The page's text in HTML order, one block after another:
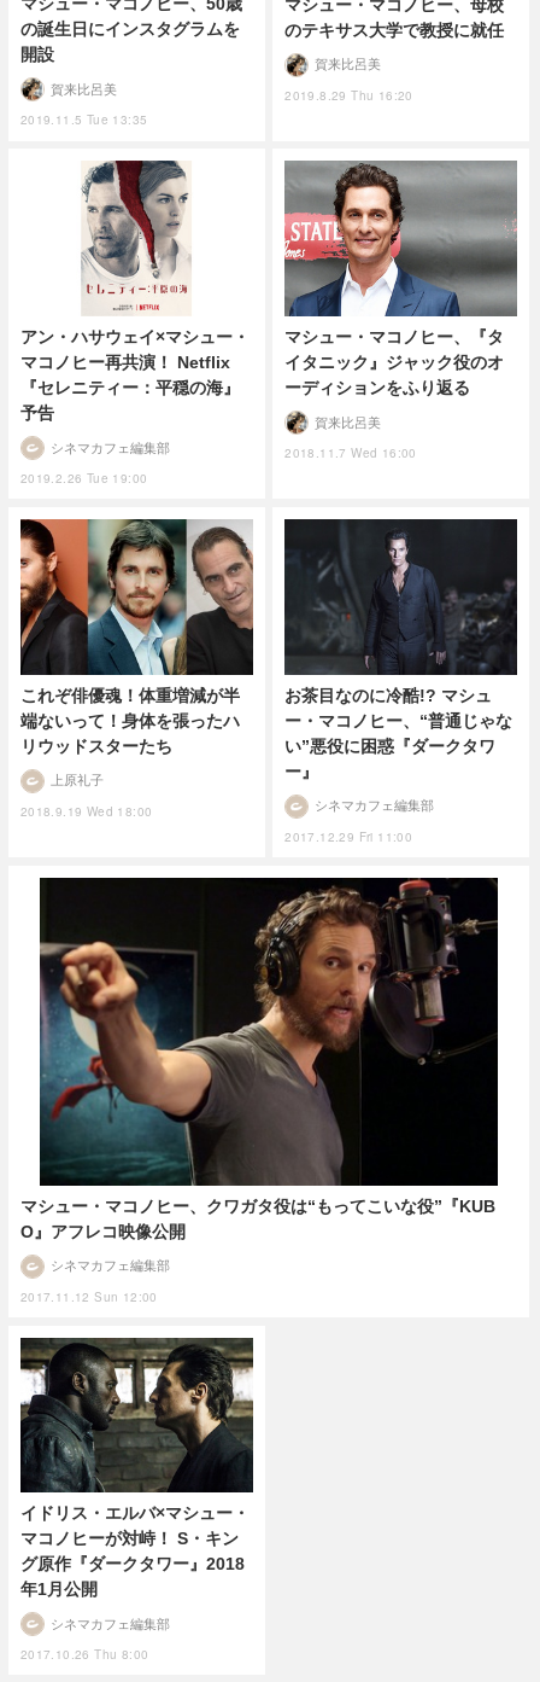
マシュー・マコノヒー、50歳
の誕生日にインスタグラムを
開設
2019.11.5 Tue 13:35
賀来比呂美
マシュー・マコノヒー、母校
のテキサス大学で教授に就任
2019.8.29 Thu 16:20
賀来比呂美
アン・ハサウェイ×マシュー・
マコノヒー再共演！ Netflix
『セレニティー：平穏の海』
予告
2019.2.26 Tue 19:00
シネマカフェ編集部
マシュー・マコノヒー、『タ
イタニック』ジャック役のオ
ーディションをふり返る
2018.11.7 Wed 16:00
賀来比呂美
これぞ俳優魂！体重増減が半
端ないって！身体を張ったハ
リウッドスターたち
2018.9.19 Wed 18:00
上原礼子
お茶目なのに冷酷!? マシュ
ー・マコノヒー、“普通じゃな
い”悪役に困惑『ダークタワ
ー』
2017.12.29 Fri 11:00
シネマカフェ編集部
マシュー・マコノヒー、クワガタ役は“もってこいな役”『KUB
O』アフレコ映像公開
2017.11.12 Sun 12:00
シネマカフェ編集部
イドリス・エルバ×マシュー・
マコノヒーが対峙！ S・キン
グ原作『ダークタワー』2018
年1月公開
2017.10.26 Thu 8:00
シネマカフェ編集部